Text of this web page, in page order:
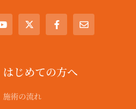
o
u
t
-
t
w
e
r
a
c
e
k
-
n
v
e
はじめての方へ
施術の流れ